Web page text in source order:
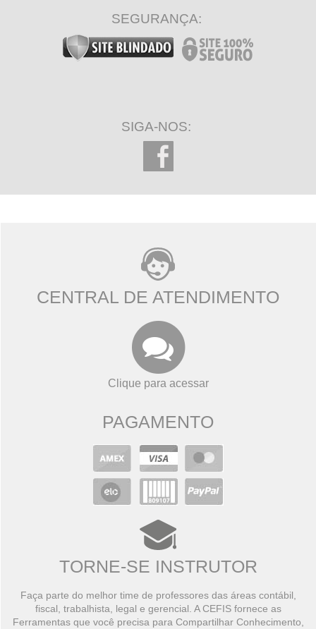
SEGURANÇA:
SIGA-NOS:
CENTRAL DE ATENDIMENTO
Clique para acessar
PAGAMENTO
TORNE-SE INSTRUTOR
Faça parte do melhor time de professores das áreas contábil,
fiscal, trabalhista, legal e gerencial. A CEFIS fornece as
Ferramentas que você precisa para Compartilhar Conhecimento,